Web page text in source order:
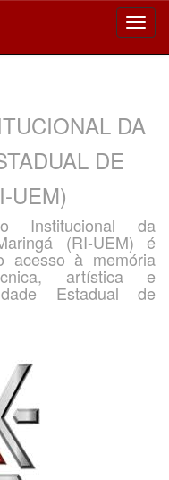
DA
DE
UEM)
Institucional da
(RI-UEM) é
acesso à memória
artística e
Estadual de